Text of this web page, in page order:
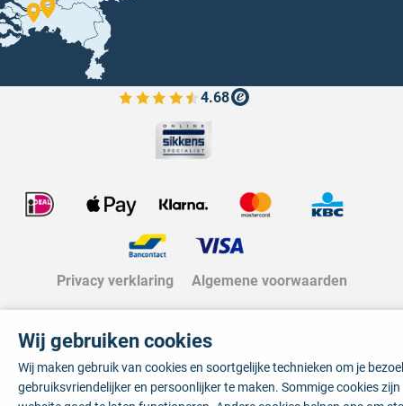
4.68
Bekijk de verfplaza beoordelingen
Privacy verklaring Algemene voorwaarden
Wij gebruiken cookies
Wij maken gebruik van cookies en soortgelijke technieken om je
gebruiksvriendelijker en persoonlijker te maken. Sommige cookies